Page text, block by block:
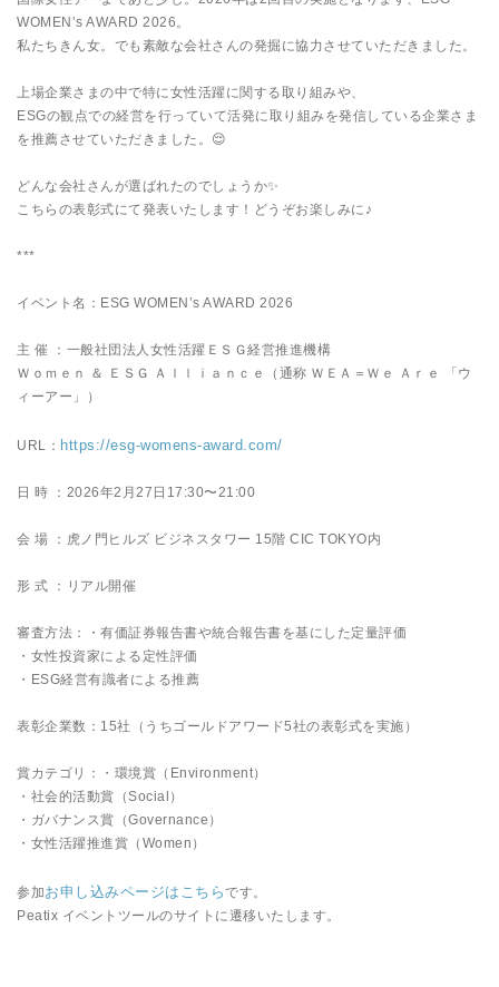
WOMEN’s AWARD 2026。
私たちきん女。でも素敵な会社さんの発掘に協力させていただきました。
上場企業さまの中で特に女性活躍に関する取り組みや、
ESGの観点での経営を行っていて活発に取り組みを発信している企業さま
を推薦させていただきました。😌
どんな会社さんが選ばれたのでしょうか✨
こちらの表彰式にて発表いたします！どうぞお楽しみに♪
***
イベント名：ESG WOMEN’s AWARD 2026
主 催 ：一般社団法人女性活躍ＥＳＧ経営推進機構
Ｗｏｍｅｎ ＆ ＥＳＧ Ａｌｌｉａｎｃｅ（通称 ＷＥＡ＝Ｗｅ Ａｒｅ 「ウ
ィーアー」）
URL： https://esg-womens-award.com/
日 時 ：2026年2月27日17:30〜21:00
会 場 ：虎ノ門ヒルズ ビジネスタワー 15階 CIC TOKYO内
形 式 ：リアル開催
審査方法：・有価証券報告書や統合報告書を基にした定量評価
・女性投資家による定性評価
・ESG経営有識者による推薦
表彰企業数：15社（うちゴールドアワード5社の表彰式を実施）
賞カテゴリ：・環境賞（Environment）
・社会的活動賞（Social）
・ガバナンス賞（Governance）
・女性活躍推進賞（Women）
参加お申し込みページはこちらです。
Peatix イベントツールのサイトに遷移いたします。